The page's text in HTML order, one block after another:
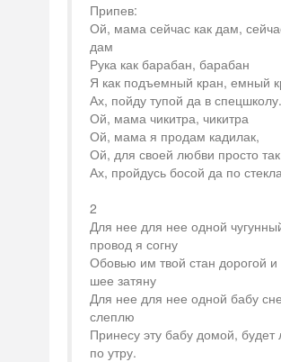
Припев:
Ой, мама сейчас как дам,
дам
Рука как барабан, барабан
Я как подъемный кран, емный
Ах, пойду тупой да в спецшколу.
Ой, мама чикитра, чикитра
Ой, мама я продам кадилак,
Ой, для своей любви просто так
Ах, пройдусь босой да по
2
Для нее для нее одной
провод я согну
Обовью им твой стан дорогой и
шее затяну
Для нее для нее одной бабу
слеплю
Принесу эту бабу домой, будет
по утру.